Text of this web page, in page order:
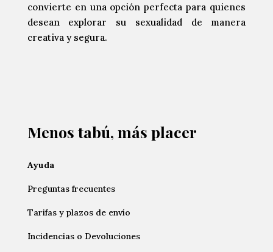
convierte en una opción perfecta para quienes
desean explorar su sexualidad de manera
creativa y segura.
Menos tabú, más placer
Ayuda
Preguntas frecuentes
Tarifas y plazos de envío
Incidencias o Devoluciones